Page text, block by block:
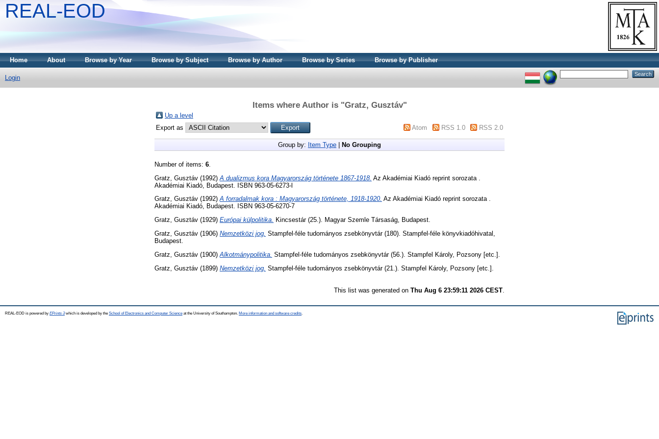
REAL-EOD
Home About Browse by Year Browse by Subject Browse by Author Browse by Series Browse by Publisher
Login
Items where Author is "Gratz, Gusztáv"
Up a level
Export as
Atom RSS 1.0 RSS 2.0
Group by: Item Type No Grouping
Number of items: 6
Gratz, Gusztáv (1992) A dualizmus kora Magyarország története 1867-1918. Az Akadémiai Kiadó reprint sorozata .
Akadémiai Kiadó, Budapest. ISBN 963-05-6273-l
Gratz, Gusztáv (1992)A forradalmak kora : Magyarország története, 1918-1920. Az Akadémiai Kiadó reprint sorozata .
Akadémiai Kiadó, Budapest. ISBN 963-05-6270-7
Gratz, Gusztáv (1929) Európai külpolitika. Kincsestár (25.). Magyar Szemle Társaság, Budapest.
Gratz, Gusztáv (1906) Nemzetközi jog. Stampfel-féle tudományos zsebkönyvtár (180). Stampfel-féle könyvkiadóhivatal,
Budapest.
Gratz, Gusztáv (1900) Alkotmánypolitika. Stampfel-féle tudományos zsebkönyvtár (56.). Stampfel Károly, Pozsony [etc.].
Gratz, Gusztáv (1899) Nemzetközi jog. Stampfel-féle tudományos zsebkönyvtár (21.). Stampfel Károly, Pozsony [etc.].
This list was generated on Thu Aug 6 23:59:11 2026 CEST
REAL-EOD is powered by EPrints 3which is developed by the School of Electronics and Computer Science at the University of Southampton. More information and software credits